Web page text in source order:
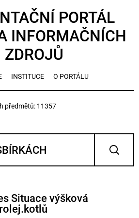
PORTÁL
INFORMAČNÍCH
ZDROJŮ
INSTITUCE O PORTÁLU
předmětů: 11357
Situace výšková